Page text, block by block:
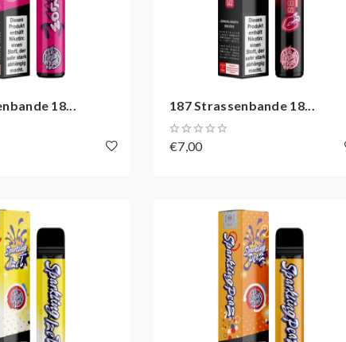
18... 187 Strassenbande 18...
€7,00